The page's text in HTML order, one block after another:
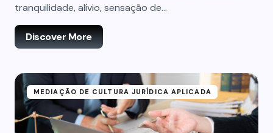
tranquilidade, alívio, sensação de…
Discover More
MEDIAÇÃO DE CULTURA JURÍDICA APLICADA